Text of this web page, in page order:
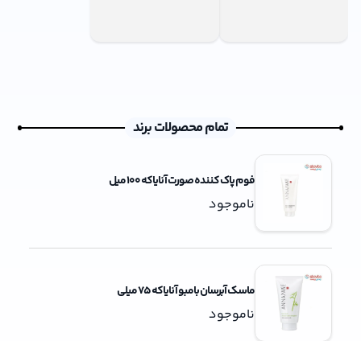
تمام محصولات برند
فوم پاک کننده صورت آنایاکه 100 میل
ناموجود
ماسک آبرسان بامبو آنایاکه 75 میلی
ناموجود